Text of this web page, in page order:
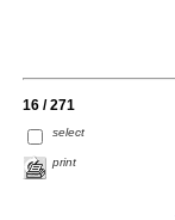
16 / 271
select
print